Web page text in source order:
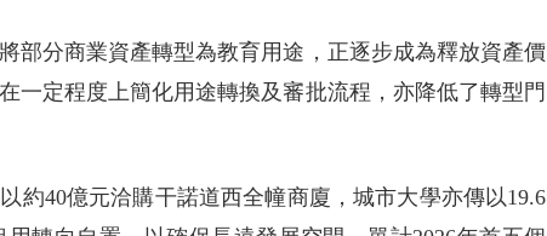
部分商業資產轉型為教育用途，正逐步成為釋放資產價
一定程度上簡化用途轉換及審批流程，亦降低了轉型門
約40億元洽購干諾道西全幢商廈，城市大學亦傳以19.6